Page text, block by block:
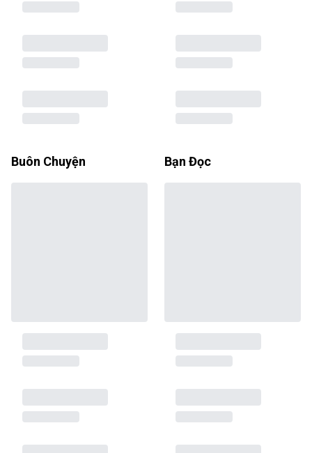
Buôn Chuyện Bạn Đọc